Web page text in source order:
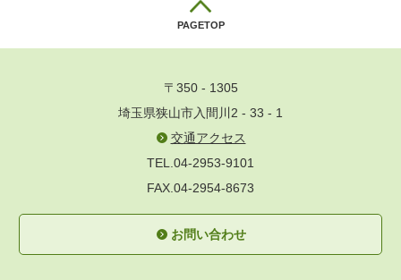
PAGETOP
〒350 - 1305
埼玉県狭山市入間川2 - 33 - 1
交通アクセス
TEL.04-2953-9101
FAX.04-2954-8673
お問い合わせ